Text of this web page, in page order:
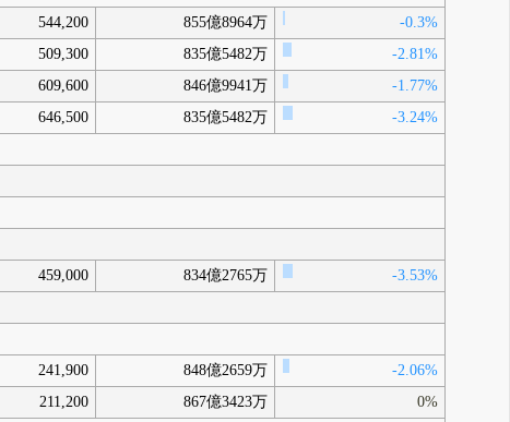
544,200 855億8964万
-0.3%
509,300 835億5482万
-2.81%
609,600 846億9941万
-1.77%
646,500 835億5482万
-3.24%
459,000 834億2765万
-3.53%
241,900 848億2659万
-2.06%
211,200 867億3423万 0%